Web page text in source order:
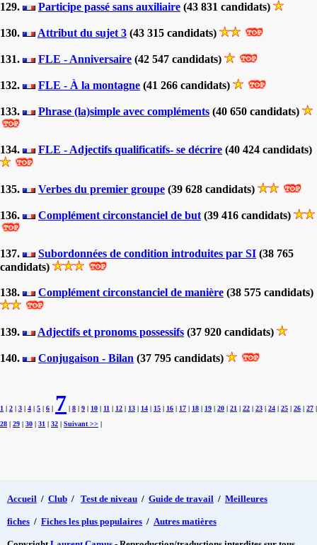
129. Participe passé sans auxiliaire (43 831 candidats)
130. Attribut du sujet 3 (43 315 candidats)
131. FLE - Anniversaire (42 547 candidats)
132. FLE - À la montagne (41 266 candidats)
133. Phrase (la)simple avec compléments (40 650 candidats)
134. FLE - Adjectifs qualificatifs- se décrire (40 424 candidats)
135. Verbes du premier groupe (39 628 candidats)
136. Complément circonstanciel de but (39 416 candidats)
137. Subordonnées de condition introduites par SI (38 765
candidats)
138. Complément circonstanciel de manière (38 575 candidats)
139. Adjectifs et pronoms possessifs (37 920 candidats)
140. Conjugaison - Bilan (37 795 candidats)
1 | 2 | 3 | 4 | 5 | 6 | 7 | 8 | 9 | 10 | 11 | 12 | 13 | 14 | 15 | 16 | 17 | 18 | 19 | 20 | 21 | 22 | 23 | 24 | 25 | 26 | 27 |
28 | 29 | 30 | 31 | 32 | Suivant >> |
Accueil / Club / Test de niveau / Guide de travail / Meilleures
fiches / Fiches les plus populaires / Autres matières